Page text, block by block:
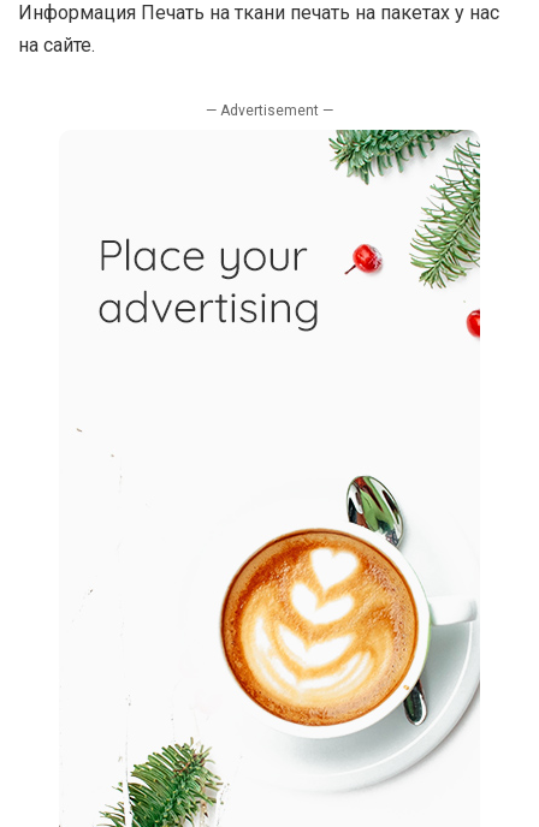
Информация Печать на ткани печать на пакетах у нас
на сайте.
— Advertisement —